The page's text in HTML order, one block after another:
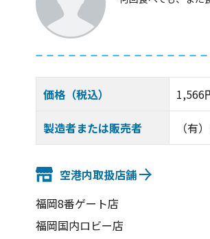
価格（税込） 1,566
製造者または販売者 （有
空港内取扱店舗
福岡8番ゲート店
福岡国内ロビー店